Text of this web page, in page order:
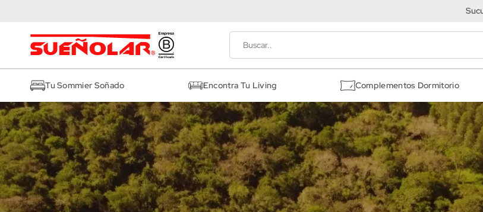
Tu Sommier Soñado Encontra Tu Living Complementos Dormitorio